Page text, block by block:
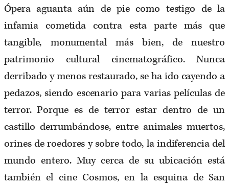
Ópera aguanta aún de pie como testigo de la
infamia cometida contra esta parte más que
tangible, monumental más bien, de nuestro
patrimonio cultural cinematográfico. Nunca
derribado y menos restaurado, se ha ido cayendo a
pedazos, siendo escenario para varias películas de
terror. Porque es de terror estar dentro de un
castillo derrumbándose, entre animales muertos,
orines de roedores y sobre todo, la indiferencia del
mundo entero. Muy cerca de su ubicación está
también el cine Cosmos, en la esquina de San